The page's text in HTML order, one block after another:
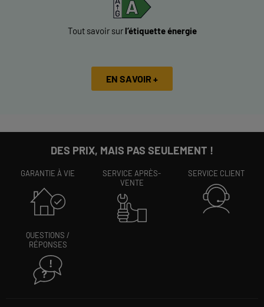
Tout savoir surl’étiquette énergie
EN SAVOIR +
DES PRIX, MAIS PAS SEULEMENT !
GARANTIE À VIE
SERVICE APRÈS-
VENTE
SERVICE CLIENT
QUESTIONS /
RÉPONSES